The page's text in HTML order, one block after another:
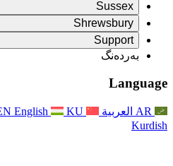
Rapora
Rapora
Rapora
خێزان
ZH-HANT 繁體中文 EN